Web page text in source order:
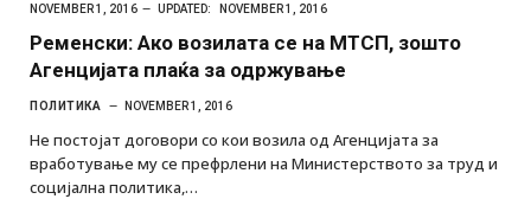
NOVEMBER 1, 2016 UPDATED: NOVEMBER 1, 2016
Ременски: Ако возилата се на МТСП, зошто
Агенцијата плаќа за одржување
ПОЛИТИКА NOVEMBER 1, 2016
Не постојат договори со кои возила од Агенцијата за
вработување му се префрлени на Министерството за труд и
социјална политика,…